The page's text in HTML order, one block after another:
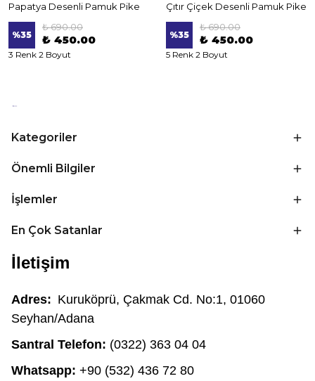
Papatya Desenli Pamuk Pike
%35
₺ 690.00
₺ 450.00
3 Renk 2 Boyut
Çıtır Çiçek Desenli Pamuk Pike
%35
₺ 690.00
₺ 450.00
5 Renk 2 Boyut
Kategoriler
Önemli Bilgiler
İşlemler
En Çok Satanlar
İletişim
Adres: Kuruköprü, Çakmak Cd. No:1, 01060
Seyhan/Adana
Santral Telefon: (0322) 363 04 04
Whatsapp: +90 (532) 436 72 80